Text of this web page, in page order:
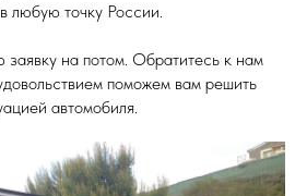
любую точку России.
на потом. Обратитесь к нам
поможем вам решить
автомобиля.